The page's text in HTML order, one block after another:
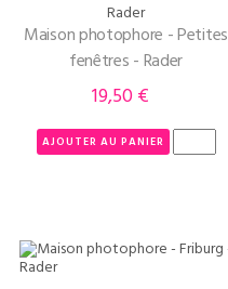
Rader
Maison photophore - Petites
fenêtres - Rader
Prix
19,50 €
AJOUTER AU PANIER